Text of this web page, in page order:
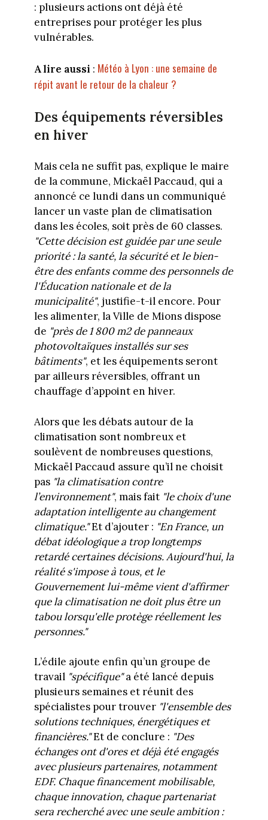
: plusieurs actions ont déjà été
entreprises pour protéger les plus
vulnérables.
A lire aussi : Météo à Lyon : une semaine de
répit avant le retour de la chaleur ?
Des équipements réversibles
en hiver
Mais cela ne suffit pas, explique le maire
de la commune, Mickaël Paccaud, qui a
annoncé ce lundi dans un communiqué
lancer un vaste plan de climatisation
dans les écoles, soit près de 60 classes.
"Cette décision est guidée par une seule
priorité : la santé, la sécurité et le bien-
être des enfants comme des personnels de
l'Éducation nationale et de la
municipalité", justifie-t-il encore. Pour
les alimenter, la Ville de Mions dispose
de "près de 1 800 m2 de panneaux
photovoltaïques installés sur ses
bâtiments", et les équipements seront
par ailleurs réversibles, offrant un
chauffage d’appoint en hiver.
Alors que les débats autour de la
climatisation sont nombreux et
soulèvent de nombreuses questions,
Mickaël Paccaud assure qu’il ne choisit
pas "la climatisation contre
l’environnement", mais fait "le choix d'une
adaptation intelligente au changement
climatique."Et d’ajouter : "En France, un
débat idéologique a trop longtemps
retardé certaines décisions. Aujourd'hui, la
réalité s'impose à tous, et le
Gouvernement lui-même vient d'affirmer
que la climatisation ne doit plus être un
tabou lorsqu'elle protège réellement les
personnes."
L’édile ajoute enfin qu’un groupe de
travail "spécifique"a été lancé depuis
plusieurs semaines et réunit des
spécialistes pour trouver "l'ensemble des
solutions techniques, énergétiques et
financières."Et de conclure : "Des
échanges ont d'ores et déjà été engagés
avec plusieurs partenaires, notamment
EDF. Chaque financement mobilisable,
chaque innovation, chaque partenariat
sera recherché avec une seule ambition :